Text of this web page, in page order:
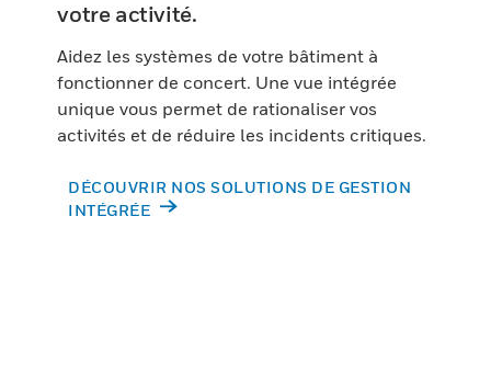
votre activité.
Aidez les systèmes de votre bâtiment à
fonctionner de concert. Une vue intégrée
unique vous permet de rationaliser vos
activités et de réduire les incidents critiques.
DÉCOUVRIR NOS SOLUTIONS DE GESTION
INTÉGRÉE